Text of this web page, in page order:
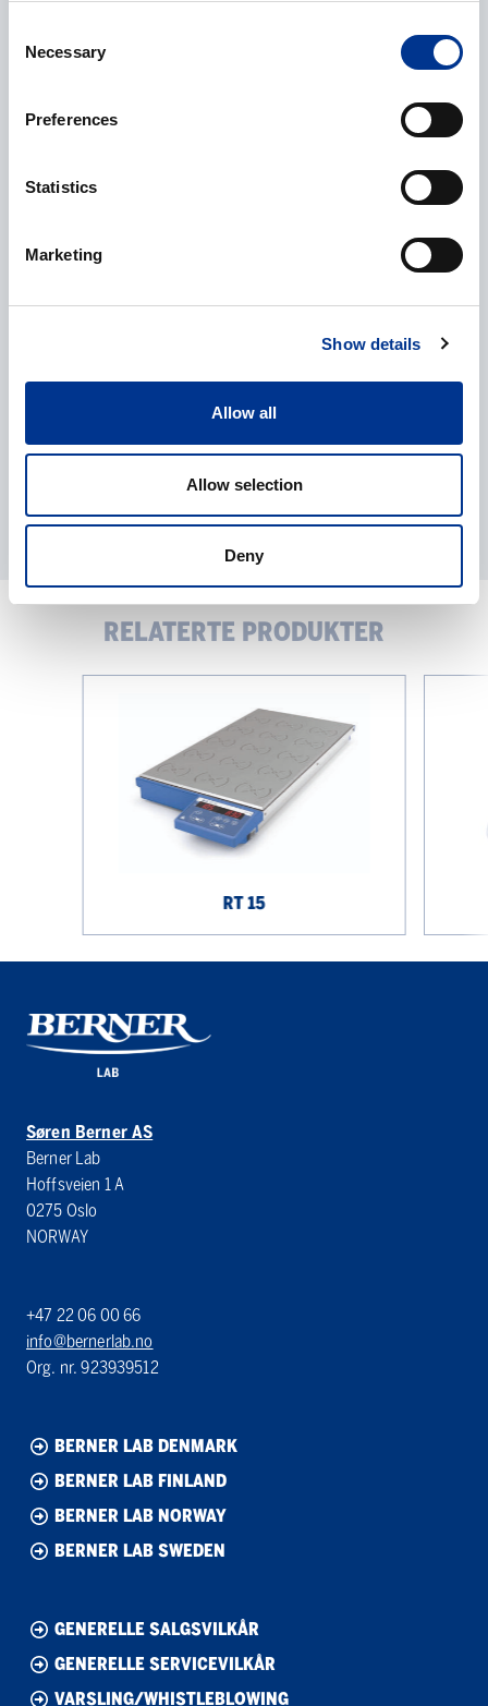
Selection
Necessary
Preferences
Statistics
Marketing
Show details
Allow all
Allow selection
Deny
Behandling av personopplysninger
Jeg gir mitt samtykke til behandlingen av mine
RELATERTE PRODUKTER
RT 15
Søren Berner AS
Berner Lab
Hoffsveien 1 A
0275 Oslo
NORWAY
+47 22 06 00 66
info@bernerlab.no
Org. nr. 923939512
BERNER LAB DENMARK
BERNER LAB FINLAND
BERNER LAB NORWAY
BERNER LAB SWEDEN
GENERELLE SALGSVILKÅR
GENERELLE SERVICEVILKÅR
VARSLING/WHISTLEBLOWING